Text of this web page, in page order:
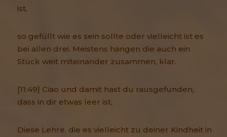
ist,
so gefüllt wie es sein sollte oder vielleicht ist es
bei allen drei. Meistens hängen die auch ein
Stück weit miteinander zusammen, klar.
[11:49] Ciao und damit hast du rausgefunden,
dass in dir etwas leer ist,
Diese Lehre, die es vielleicht zu deiner Kindheit in